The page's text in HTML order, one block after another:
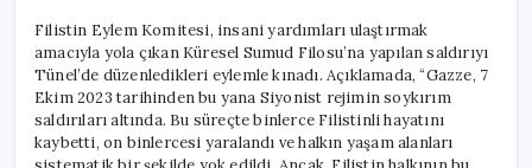
Filistin Eylem Komitesi, insani yardımları ulaştırmak
amacıyla yola çıkan Küresel Sumud Filosu’na yapılan saldırıyı
Tünel’de düzenledikleri eylemle kınadı. Açıklamada, “Gazze, 7
Ekim 2023 tarihinden bu yana Siyonist rejimin soykırım
saldırıları altında. Bu süreçte binlerce Filistinli hayatını
kaybetti, on binlercesi yaralandı ve halkın yaşam alanları